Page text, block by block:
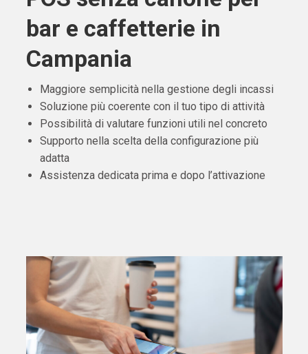
bar e caffetterie in
Campania
Maggiore semplicità nella gestione degli incassi
Soluzione più coerente con il tuo tipo di attività
Possibilità di valutare funzioni utili nel concreto
Supporto nella scelta della configurazione più
adatta
Assistenza dedicata prima e dopo l’attivazione